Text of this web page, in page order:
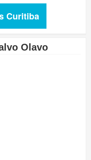
Curitiba
Olavo